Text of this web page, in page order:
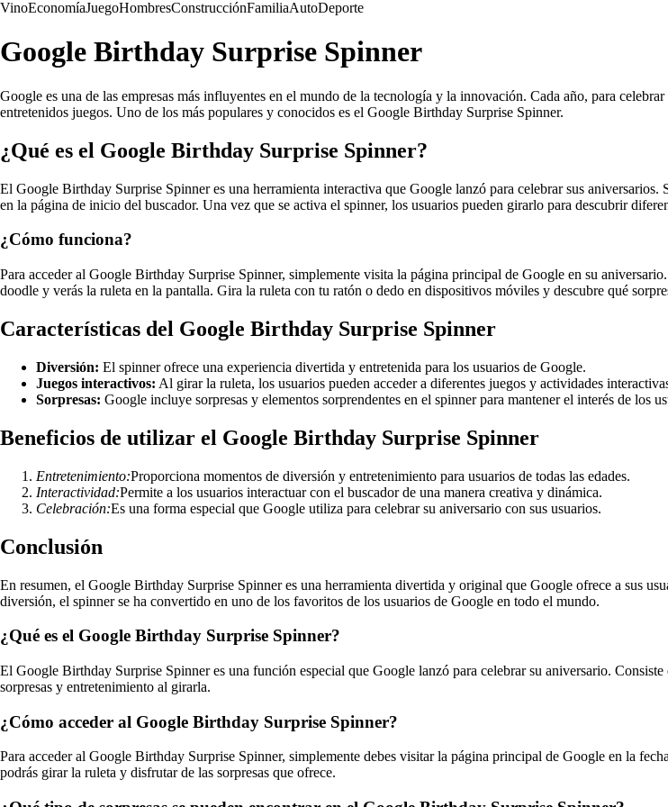
VinoEconomíaJuegoHombresConstrucciónFamiliaAutoDeporte
Google Birthday Surprise Spinner
Google es una de las empresas más influyentes en el mundo de la tecnología y la innovación. Cada año, para
entretenidos juegos. Uno de los más populares y conocidos es el Google Birthday Surprise Spinner.
¿Qué es el Google Birthday Surprise Spinner?
El Google Birthday Surprise Spinner es una herramienta interactiva que Google lanzó para celebrar sus
en la página de inicio del buscador. Una vez que se activa el spinner, los usuarios pueden girarlo para descubrir
¿Cómo funciona?
Para acceder al Google Birthday Surprise Spinner, simplemente visita la página principal de Google en su
doodle y verás la ruleta en la pantalla. Gira la ruleta con tu ratón o dedo en dispositivos móviles y descubre qué
Características del Google Birthday Surprise Spinner
Diversión: El spinner ofrece una experiencia divertida y entretenida para los usuarios de Google.
Juegos interactivos: Al girar la ruleta, los usuarios pueden acceder a diferentes juegos y actividades
Sorpresas: Google incluye sorpresas y elementos sorprendentes en el spinner para mantener el interés de los
Beneficios de utilizar el Google Birthday Surprise Spinner
Entretenimiento:Proporciona momentos de diversión y entretenimiento para usuarios de todas las edades.
Interactividad:Permite a los usuarios interactuar con el buscador de una manera creativa y dinámica.
Celebración:Es una forma especial que Google utiliza para celebrar su aniversario con sus usuarios.
Conclusión
En resumen, el Google Birthday Surprise Spinner es una herramienta divertida y original que Google ofrece a sus
diversión, el spinner se ha convertido en uno de los favoritos de los usuarios de Google en todo el mundo.
¿Qué es el Google Birthday Surprise Spinner?
El Google Birthday Surprise Spinner es una función especial que Google lanzó para celebrar su aniversario.
sorpresas y entretenimiento al girarla.
¿Cómo acceder al Google Birthday Surprise Spinner?
Para acceder al Google Birthday Surprise Spinner, simplemente debes visitar la página principal de Google en la
podrás girar la ruleta y disfrutar de las sorpresas que ofrece.